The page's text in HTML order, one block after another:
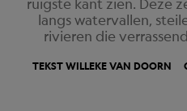
ruigste kant zien. Deze
langs watervallen,
rivieren die
TEKSTWILLEKE VAN DOORN